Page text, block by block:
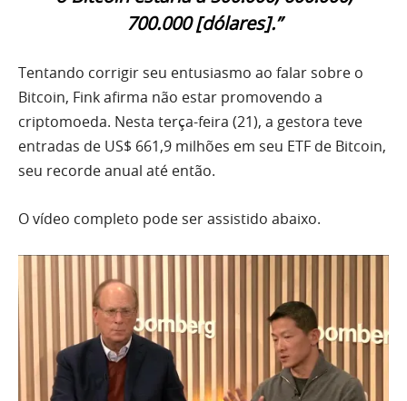
700.000 [dólares].”
Tentando corrigir seu entusiasmo ao falar sobre o
Bitcoin, Fink afirma não estar promovendo a
criptomoeda. Nesta terça-feira (21), a gestora teve
entradas de US$ 661,9 milhões em seu ETF de Bitcoin,
seu recorde anual até então.
O vídeo completo pode ser assistido abaixo.